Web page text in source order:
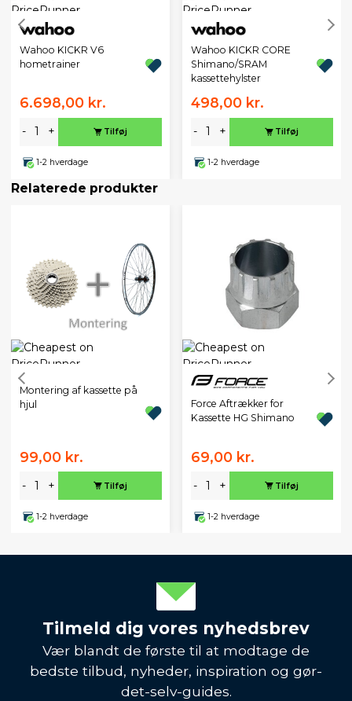
Wahoo KICKR V6
hometrainer
6.698,00 kr.
- + Tilføj
1-2 hverdage
Wahoo KICKR CORE
Shimano/SRAM
kassettehylster
498,00 kr.
- + Tilføj
1-2 hverdage
Relaterede produkter
Montering af kassette på
hjul
99,00 kr.
- + Tilføj
1-2 hverdage
Force Aftrækker for
Kassette HG Shimano
69,00 kr.
- + Tilføj
1-2 hverdage
Tilmeld dig vores nyhedsbrev
Vær blandt de første til at modtage de
bedste tilbud, nyheder, inspiration og gør-
det-selv-guides.